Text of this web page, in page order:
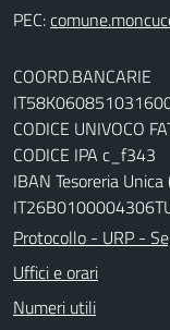
PEC:
COORD.BANCARIE
CODICE UNIVOCO
CODICE IPA c_f343
IBAN Tesoreria
Protocollo - URP -
Uffici e orari
Numeri utili